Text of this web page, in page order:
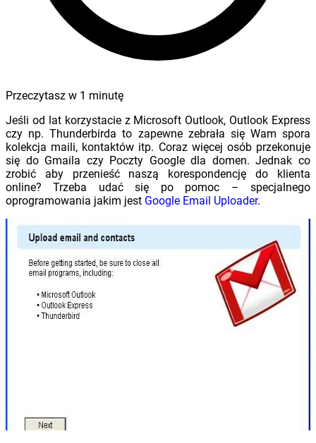
Przeczytasz w 1 minutę
Jeśli od lat korzystacie z Microsoft Outlook, Outlook Express
czy np. Thunderbirda to zapewne zebrała się Wam spora
kolekcja maili, kontaktów itp. Coraz więcej osób przekonuje
się do Gmaila czy Poczty Google dla domen. Jednak co
zrobić aby przenieść naszą korespondencję do klienta
online? Trzeba udać się po pomoc – specjalnego
oprogramowania jakim jest Google Email Uploader.